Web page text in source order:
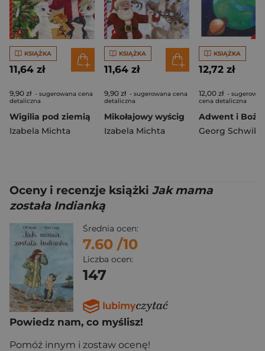
KSIĄŻKA
11,64 zł
9,90 zł - sugerowana cena
detaliczna
Wigilia pod ziemią
Izabela Michta
KSIĄŻKA
11,64 zł
9,90 zł - sugerowana cena
detaliczna
Mikołajowy wyścig
Izabela Michta
KSIĄŻKA
12,72 zł
12,00 zł -
cena detaliczna
Georg
Oceny i recenzje książki Jak mama
została Indianką
Średnia ocen:
7.60 /10
Liczba ocen:
147
Powiedz nam, co myślisz!
Pomóż innym i zostaw ocenę!